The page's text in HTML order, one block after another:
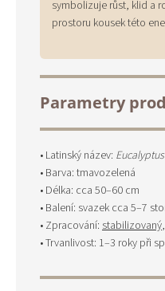
symbolizuje růst, klid a
prostoru kousek této
Parametry
• Latinský název:
• Barva: tmavozelená
• Délka: cca 50–60 cm
• Balení: svazek cca 5–7
• Zpracování: stabilizovaný
• Trvanlivost: 1–3 roky při